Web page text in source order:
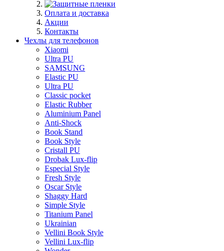
Оплата и доставка
Акции
Контакты
Чехлы для телефонов
Xiaomi
Ultra PU
SAMSUNG
Elastic PU
Ultra PU
Classic pocket
Elastic Rubber
Aluminium Panel
Anti-Shock
Book Stand
Book Style
Cristall PU
Drobak Lux-flip
Especial Style
Fresh Style
Oscar Style
Shaggy Hard
Simple Style
Titanium Panel
Ukrainian
Vellini Book Style
Vellini Lux-flip